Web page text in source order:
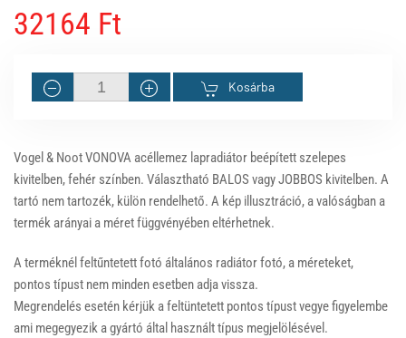
32164 Ft
Kosárba
Vogel & Noot VONOVA acéllemez lapradiátor beépített szelepes
kivitelben, fehér színben. Választható BALOS vagy JOBBOS kivitelben. A
tartó nem tartozék, külön rendelhető. A kép illusztráció, a valóságban a
termék arányai a méret függvényében eltérhetnek.
A terméknél feltűntetett fotó általános radiátor fotó, a méreteket,
pontos típust nem minden esetben adja vissza.
Megrendelés esetén kérjük a feltüntetett pontos típust vegye figyelembe
ami megegyezik a gyártó által használt típus megjelölésével.